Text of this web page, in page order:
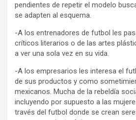
pendientes de repetir el modelo
se adapten al esquema.
-A los entrenadores de futbol les
críticos literarios o de las artes
a ver una sola vez en su vida.
-A los empresarios les interesa el
de sus productos y como
mexicanos. Mucha de la rebeldía
incluyendo por supuesto a las
través del futbol donde se crean